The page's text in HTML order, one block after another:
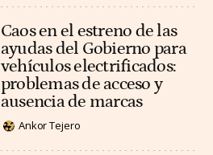
Caos en el estreno de las
ayudas del Gobierno para
vehículos electrificados:
problemas de acceso y
ausencia de marcas
Ankor Tejero